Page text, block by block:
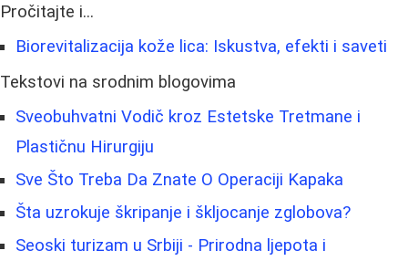
Pročitajte i...
Biorevitalizacija kože lica: Iskustva, efekti i saveti
Tekstovi na srodnim blogovima
Sveobuhvatni Vodič kroz Estetske Tretmane i
Plastičnu Hirurgiju
Sve Što Treba Da Znate O Operaciji Kapaka
Šta uzrokuje škripanje i škljocanje zglobova?
Seoski turizam u Srbiji - Prirodna ljepota i